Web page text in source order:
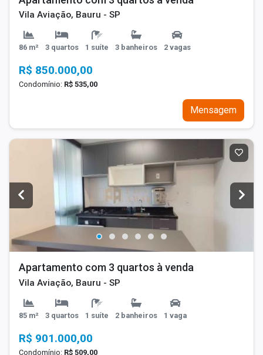
Vila Aviação, Bauru - SP
86 m² 3 quartos 1 suíte 3 banheiros 2 vagas
R$ 850.000,00
Condomínio: R$ 535,00
Mensagem
Apartamento com 3 quartos à venda
Vila Aviação, Bauru - SP
85 m² 3 quartos 1 suíte 2 banheiros 1 vaga
R$ 901.000,00
Condomínio: R$ 509,00